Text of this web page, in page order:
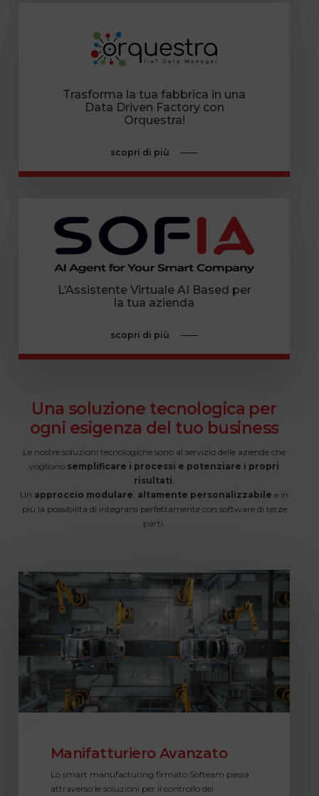
Trasforma la tua fabbrica in una
Data Driven Factory con
Orquestra!
scopri di più
L’Assistente Virtuale AI Based per
la tua azienda
scopri di più
Una soluzione tecnologica per
ogni esigenza del tuo business
Le nostre soluzioni tecnologiche sono al servizio delle aziende che
vogliono semplificare i processi e potenziare i propri
risultati
Un approccio modulare altamente personalizzabile e in
più la possibilità di integrarsi perfettamente con software di terze
parti.
Manifatturiero Avanzato
Lo smart manufacturing firmato Softeam passa
attraverso le soluzioni per il controllo dei